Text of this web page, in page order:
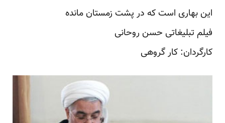
این بهاری است که در پشت زمستان مانده
فیلم تبلیغاتی حسن روحانی
کارگردان: کار گروهی